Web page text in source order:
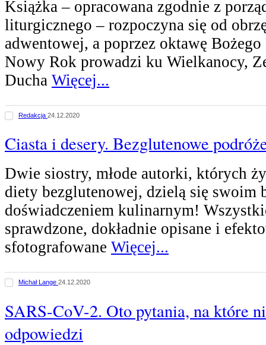
Książka – opracowana zgodnie z
liturgicznego – rozpoczyna się od
adwentowej, a poprzez oktawę
Nowy Rok prowadzi ku Wielkanocy,
Ducha Więcej...
Redakcja 24.12.2020
Ciasta i desery. Bezglutenowe
Dwie siostry, młode autorki, których
diety bezglutenowej, dzielą się swoim
doświadczeniem kulinarnym!
sprawdzone, dokładnie opisane i
sfotografowane Więcej...
Michał Lange 24.12.2020
SARS-CoV-2. Oto pytania, na które
odpowiedzi